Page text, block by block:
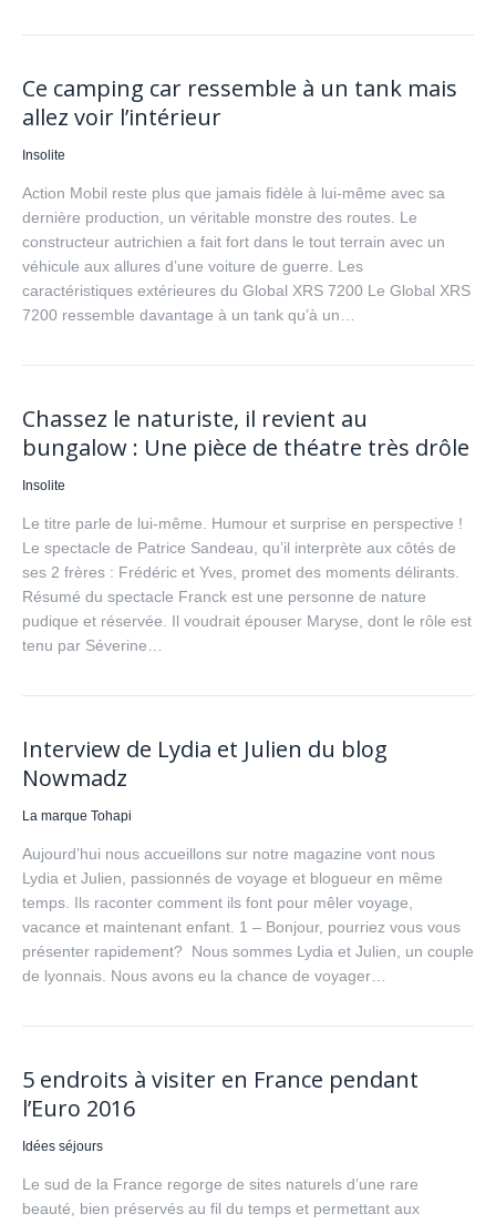
Ce camping car ressemble à un tank mais
allez voir l’intérieur
Insolite
Action Mobil reste plus que jamais fidèle à lui-même avec sa
dernière production, un véritable monstre des routes. Le
constructeur autrichien a fait fort dans le tout terrain avec un
véhicule aux allures d’une voiture de guerre. Les
caractéristiques extérieures du Global XRS 7200 Le Global XRS
7200 ressemble davantage à un tank qu’à un…
Chassez le naturiste, il revient au
bungalow : Une pièce de théatre très drôle
Insolite
Le titre parle de lui-même. Humour et surprise en perspective !
Le spectacle de Patrice Sandeau, qu’il interprète aux côtés de
ses 2 frères : Frédéric et Yves, promet des moments délirants.
Résumé du spectacle Franck est une personne de nature
pudique et réservée. Il voudrait épouser Maryse, dont le rôle est
tenu par Séverine…
Interview de Lydia et Julien du blog
Nowmadz
La marque Tohapi
Aujourd’hui nous accueillons sur notre magazine vont nous
Lydia et Julien, passionnés de voyage et blogueur en même
temps. Ils raconter comment ils font pour mêler voyage,
vacance et maintenant enfant. 1 – Bonjour, pourriez vous vous
présenter rapidement? Nous sommes Lydia et Julien, un couple
de lyonnais. Nous avons eu la chance de voyager…
5 endroits à visiter en France pendant
l’Euro 2016
Idées séjours
Le sud de la France regorge de sites naturels d’une rare
beauté, bien préservés au fil du temps et permettant aux